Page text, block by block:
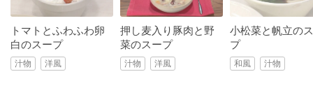
トマトとふわふわ卵
白のスープ
汁物 洋風
押し麦入り豚肉と野
菜のスープ
汁物 洋風
小松菜と帆立の
プ
和風 汁物